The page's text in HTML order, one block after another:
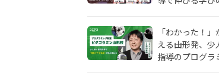
「わかった！
える――山形発、
指導のプログラ